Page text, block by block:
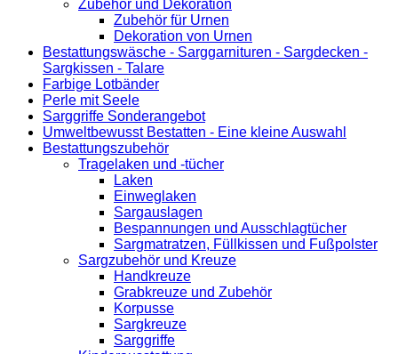
Zubehör und Dekoration
Zubehör für Urnen
Dekoration von Urnen
Bestattungswäsche - Sarggarnituren - Sargdecken -
Sargkissen - Talare
Farbige Lotbänder
Perle mit Seele
Sarggriffe Sonderangebot
Umweltbewusst Bestatten - Eine kleine Auswahl
Bestattungszubehör
Tragelaken und -tücher
Laken
Einweglaken
Sargauslagen
Bespannungen und Ausschlagtücher
Sargmatratzen, Füllkissen und Fußpolster
Sargzubehör und Kreuze
Handkreuze
Grabkreuze und Zubehör
Korpusse
Sargkreuze
Sarggriffe